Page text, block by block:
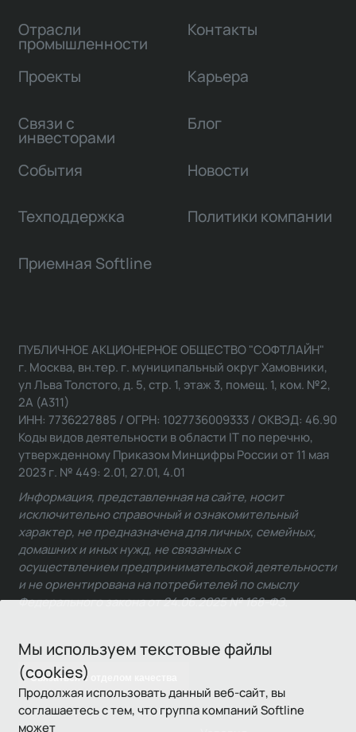
Мы используем текстовые файлы
(cookies)
Продолжая использовать данный веб-сайт, вы
соглашаетесь с тем, что группа компаний Softline
может
Отрасли
промышленности
Проекты
Связи с
инвесторами
Контакты
Карьера
Блог
События Новости
Техподдержка Политики компании
Приемная Softline
Связаться с отделом качества
ПУБЛИЧНОЕ АКЦИОНЕРНОЕ ОБЩЕСТВО "СОФТЛАЙН"
г. Москва, вн.тер. г. муниципальный округ Хамовники,
ул Льва Толстого, д. 5, стр. 1, этаж 3, помещ. 1, ком. №2,
2А (А311)
ИНН: 7736227885 / ОГРН: 1027736009333 / ОКВЭД: 46.90
Коды видов деятельности в области IT по перечню,
утвержденному Приказом Минцифры России от 11 мая
2023 г. № 449: 2.01, 27.01, 4.01
Информация, представленная на сайте, носит
исключительно справочный и ознакомительный
характер, не предназначена для личных, семейных,
домашних и иных нужд, не связанных с
осуществлением предпринимательской деятельности
и не ориентирована на потребителей по смыслу
Федерального закона от 24.06.2025 № 168-ФЗ.